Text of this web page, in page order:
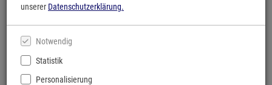
unserer Datenschutzerklärung.
Notwendig
Statistik
Personalisierung